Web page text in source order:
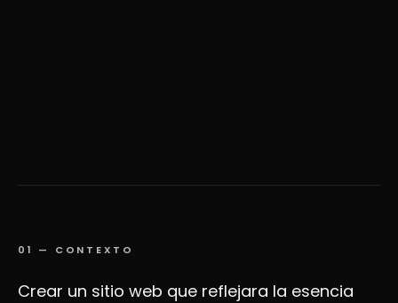
01 — CONTEXTO
Crear un sitio web que reflejara la esencia